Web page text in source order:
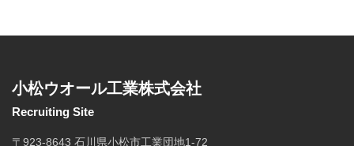
小松ウオール工業株式会社
Recruiting Site
〒923-8643 石川県小松市工業団地1-72